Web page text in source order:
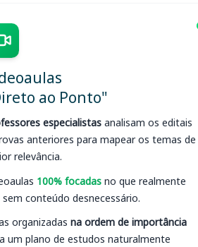
ao Ponto"
especialistas analisam os editais
anteriores para mapear os temas de
relevância.
100% focadas no que realmente
sem conteúdo desnecessário.
organizadas na ordem de importância
um plano de estudos naturalmente